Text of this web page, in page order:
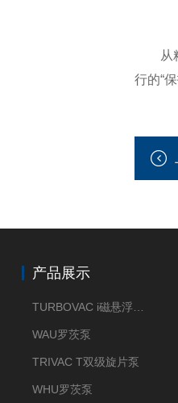
从精
行的“
产品展示
WAU罗茨泵
TRIVAC T双级旋片泵
WHU罗茨泵